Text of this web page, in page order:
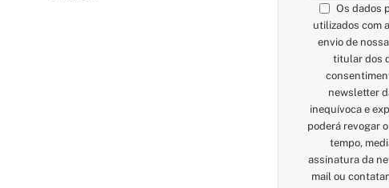
Os dados
utilizados com
envio de
titular dos
newsletter
inequívoca e
poderá revogar
tempo,
assinatura da
mail ou